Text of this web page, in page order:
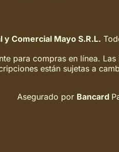
y Comercial Mayo S.R.L.
para compras en línea.
están sujetas a
Asegurado por Bancard